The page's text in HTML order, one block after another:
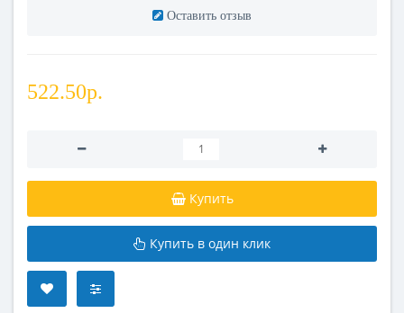
Оставить отзыв
522.50р.
Купить
Купить в один клик